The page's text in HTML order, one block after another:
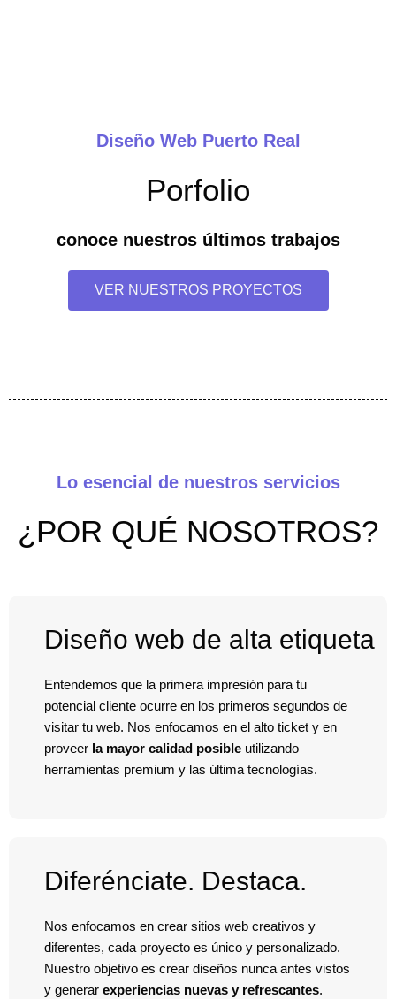
Diseño Web Puerto Real
Porfolio
conoce nuestros últimos trabajos
VER NUESTROS PROYECTOS
Lo esencial de nuestros servicios
¿POR QUÉ NOSOTROS?
Diseño web de alta etiqueta
Entendemos que la primera impresión para tu
potencial cliente ocurre en los primeros segundos de
visitar tu web. Nos enfocamos en el alto ticket y en
proveer la mayor calidad posible utilizando
herramientas premium y las última tecnologías.
Diferénciate. Destaca.
Nos enfocamos en crear sitios web creativos y
diferentes, cada proyecto es único y personalizado.
Nuestro objetivo es crear diseños nunca antes vistos
y generar experiencias nuevas y refrescantes.